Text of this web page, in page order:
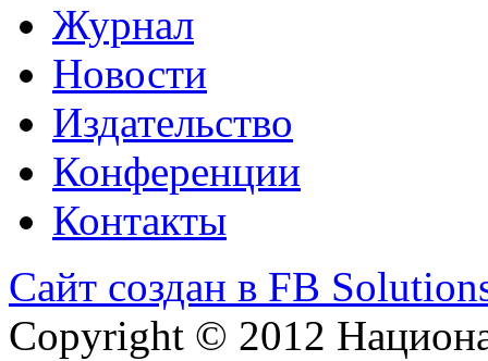
Журнал
Новости
Издательство
Конференции
Контакты
Сайт создан в FB
Copyright © 2012